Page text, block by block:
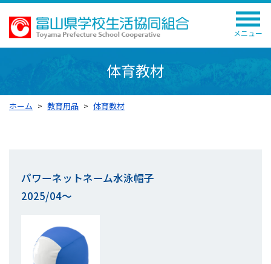
メニュー
体育教材
ホーム 教育用品 体育教材
パワーネットネーム水泳帽子
2025/04～